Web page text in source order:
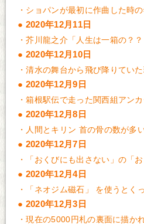
・ ショパンが最初に作曲した時の
2020年12月11日
・芥川龍之介「人生は一箱の？
2020年12月10日
・清水の舞台から飛び降りていた
2020年12月9日
・箱根駅伝で走った関西組アン
2020年12月8日
・ 人間とキリン 首の骨の数が多
2020年12月7日
・ 「おくびにも出さない」の「
2020年12月4日
・ 「ネオジム磁石」 を使うとく
2020年12月3日
・現在の5000円札の裏面に描か